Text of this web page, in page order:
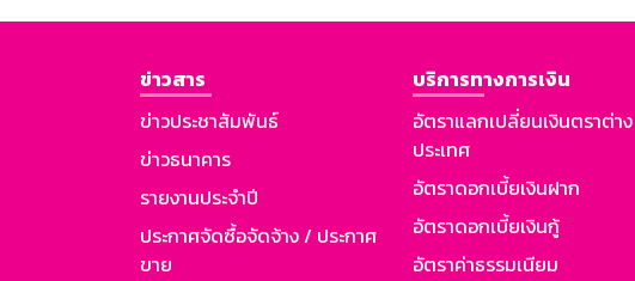
ข่าวสาร
ข่าวประชาสัมพันธ์
ข่าวธนาคาร
รายงานประจำปี
ประกาศจัดซื้อจัดจ้าง / ประกาศ
ขาย
บริการทางการเงิน
อัตราแลกเปลี่ยนเงินตราต่าง
ประเทศ
อัตราดอกเบี้ยเงินฝาก
อัตราดอกเบี้ยเงินกู้
อัตราค่าธรรมเนียม